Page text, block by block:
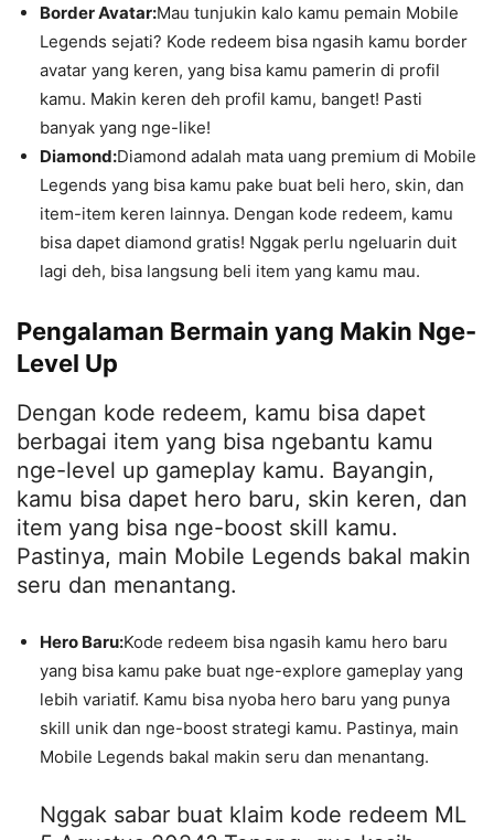
Border Avatar:Mau tunjukin kalo kamu pemain Mobile
Legends sejati? Kode redeem bisa ngasih kamu border
avatar yang keren, yang bisa kamu pamerin di profil
kamu. Makin keren deh profil kamu, banget! Pasti
banyak yang nge-like!
Diamond:Diamond adalah mata uang premium di Mobile
Legends yang bisa kamu pake buat beli hero, skin, dan
item-item keren lainnya. Dengan kode redeem, kamu
bisa dapet diamond gratis! Nggak perlu ngeluarin duit
lagi deh, bisa langsung beli item yang kamu mau.
Pengalaman Bermain yang Makin Nge-
Level Up
Dengan kode redeem, kamu bisa dapet
berbagai item yang bisa ngebantu kamu
nge-level up gameplay kamu. Bayangin,
kamu bisa dapet hero baru, skin keren, dan
item yang bisa nge-boost skill kamu.
Pastinya, main Mobile Legends bakal makin
seru dan menantang.
Hero Baru:Kode redeem bisa ngasih kamu hero baru
yang bisa kamu pake buat nge-explore gameplay yang
lebih variatif. Kamu bisa nyoba hero baru yang punya
skill unik dan nge-boost strategi kamu. Pastinya, main
Mobile Legends bakal makin seru dan menantang.
Nggak sabar buat klaim kode redeem ML